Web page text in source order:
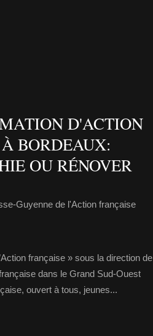
D'ACTION
BORDEAUX:
OU RÉNOVER
Guyenne de l'Action française
française » sous la direction de
dans le Grand Sud-Ouest
ouvert à tous, jeunes...